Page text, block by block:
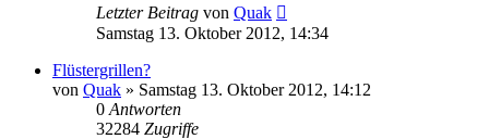
Letzter Beitrag von Quak
Samstag 13. Oktober 2012, 14:34
Flüstergrillen?
von Quak » Samstag 13. Oktober 2012, 14:12
0 Antworten
32284 Zugriffe